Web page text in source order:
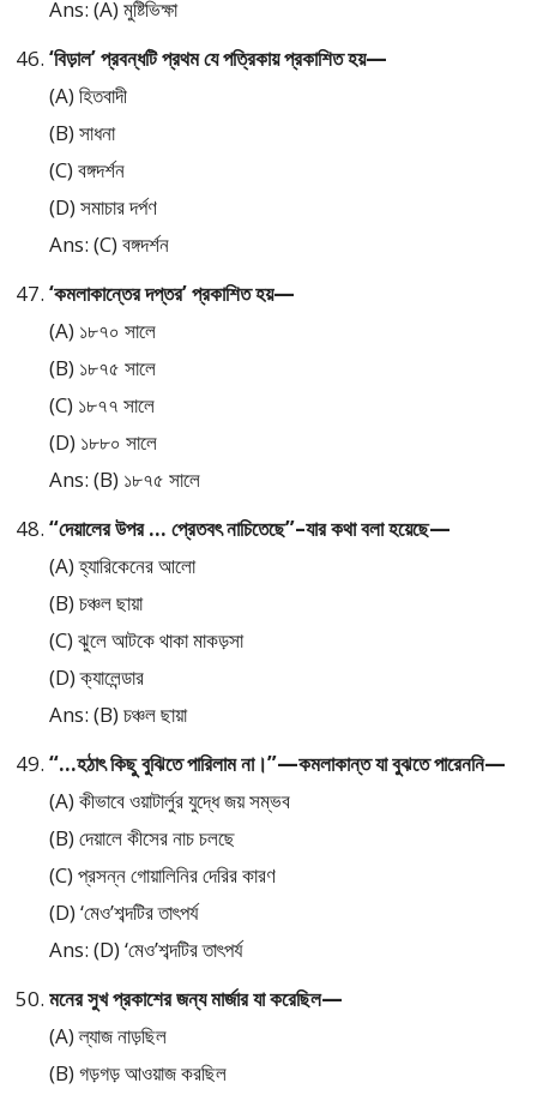
Ans: (A) মুষ্টিভিক্ষা
‘বিড়াল’ প্রবন্ধটি প্রথম যে পত্রিকায় প্রকাশিত হয়—
(A) হিতবাদী
(B) সাধনা
(C) বঙ্গদর্শন
(D) সমাচার দর্পণ
Ans: (C) বঙ্গদর্শন
‘কমলাকান্তের দপ্তর’ প্রকাশিত হয়—
(A) ১৮৭০ সালে
(B) ১৮৭৫ সালে
(C) ১৮৭৭ সালে
(D) ১৮৮০ সালে
Ans: (B) ১৮৭৫ সালে
“দেয়ালের উপর … প্রেতবৎ নাচিতেছে”–যার কথা বলা হয়েছে—
(A) হ্যারিকেনের আলো
(B) চঞ্চল ছায়া
(C) ঝুলে আটকে থাকা মাকড়সা
(D) ক্যালেন্ডার
Ans: (B) চঞ্চল ছায়া
“…হঠাৎ কিছু বুঝিতে পারিলাম না।”—কমলাকান্ত যা বুঝতে পারেননি—
(A) কীভাবে ওয়াটার্লুর যুদ্ধে জয় সম্ভব
(B) দেয়ালে কীসের নাচ চলছে
(C) প্রসন্ন গোয়ালিনির দেরির কারণ
(D) ‘মেও’শব্দটির তাৎপর্য
Ans: (D) ‘মেও’শব্দটির তাৎপর্য
মনের সুখ প্রকাশের জন্য মার্জার যা করেছিল—
(A) ল্যাজ নাড়ছিল
(B) গড়গড় আওয়াজ করছিল